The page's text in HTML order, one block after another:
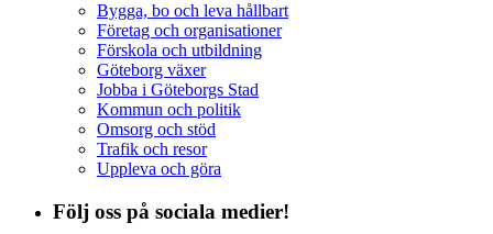
Bygga, bo och leva hållbart
Företag och organisationer
Förskola och utbildning
Göteborg växer
Jobba i Göteborgs Stad
Kommun och politik
Omsorg och stöd
Trafik och resor
Uppleva och göra
Följ oss på sociala medier!